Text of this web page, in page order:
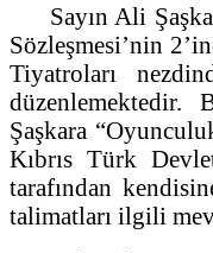
Sayın Ali
Sözleşmesi’nin
Tiyatroları
düzenlemektedir.
Şaşkara
Kıbrıs Türk
tarafından
talimatları ilgili